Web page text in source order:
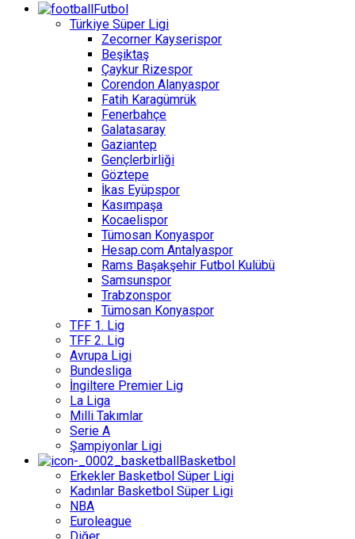
Futbol
Türkiye Süper Ligi
Zecorner Kayserispor
Beşiktaş
Çaykur Rizespor
Corendon Alanyaspor
Fatih Karagümrük
Fenerbahçe
Galatasaray
Gaziantep
Gençlerbirliği
Göztepe
İkas Eyüpspor
Kasımpaşa
Kocaelispor
Tümosan Konyaspor
Hesap.com Antalyaspor
Rams Başakşehir Futbol Kulübü
Samsunspor
Trabzonspor
Tümosan Konyaspor
TFF 1. Lig
TFF 2. Lig
Avrupa Ligi
Bundesliga
İngiltere Premier Lig
La Liga
Milli Takımlar
Serie A
Şampiyonlar Ligi
Basketbol
Erkekler Basketbol Süper Ligi
Kadınlar Basketbol Süper Ligi
NBA
Euroleague